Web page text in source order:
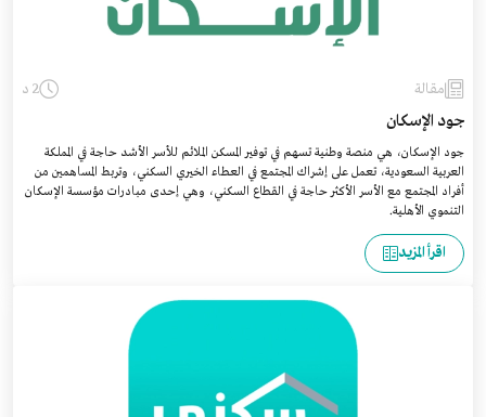
مقالة 2 د
جود الإسكان
جود الإسكان، هي منصة وطنية تسهم في توفير المسكن الملائم للأسر الأشد حاجة في المملكة
العربية السعودية، تعمل على إشراك المجتمع في العطاء الخيري السكني، وتربط المساهمين من
أفراد المجتمع مع الأسر الأكثر حاجة في القطاع السكني، وهي إحدى مبادرات مؤسسة الإسكان
التنموي الأهلية.
اقرأ المزيد